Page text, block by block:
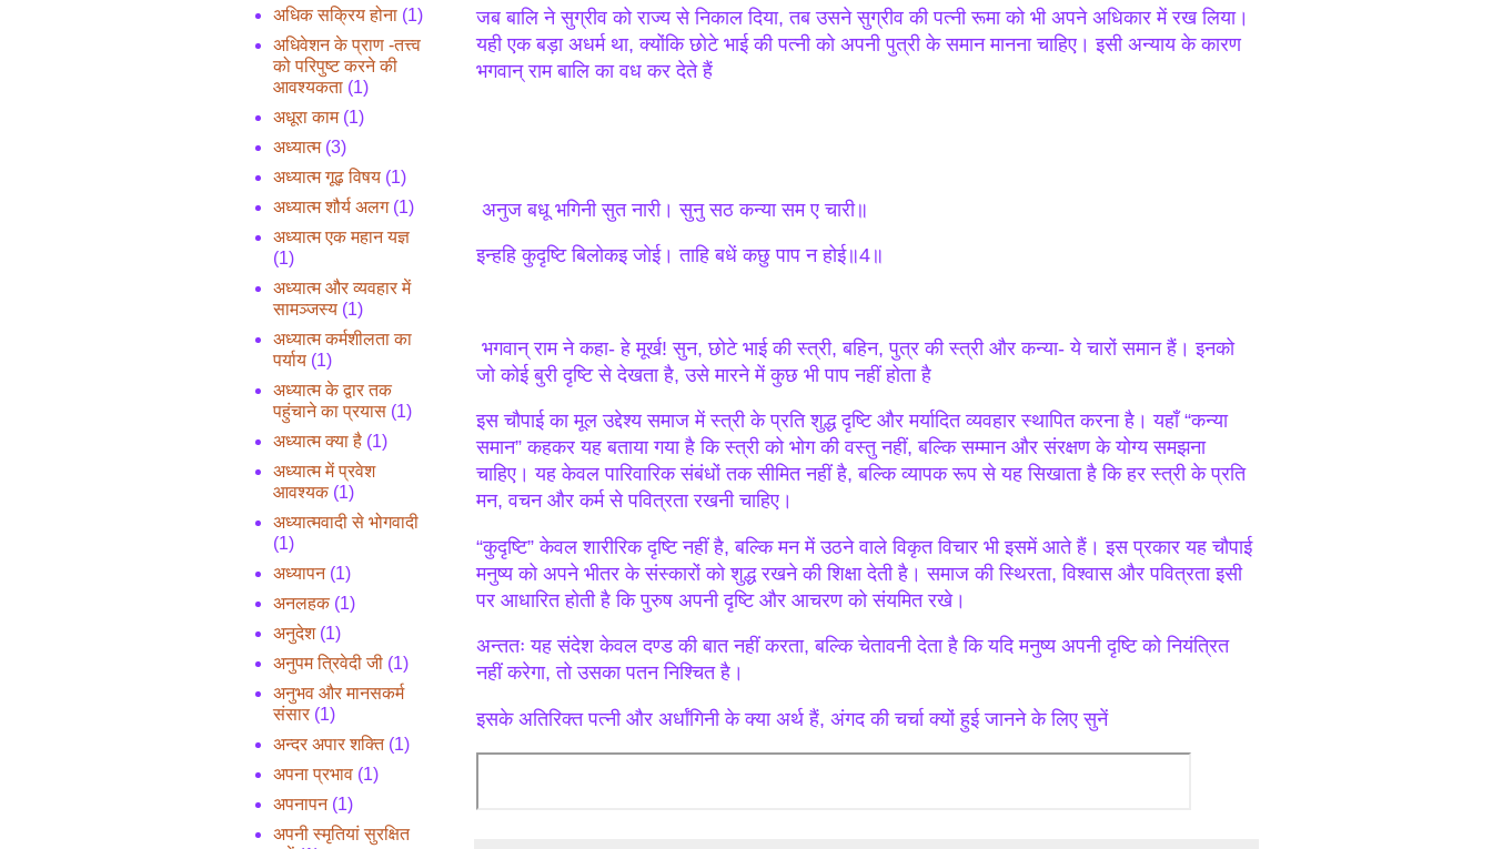
जब बालि ने सुग्रीव को राज्य से निकाल दिया, तब उसने सुग्रीव की पत्नी रूमा को भी अपने अधिकार में रख लिया।
यही एक बड़ा अधर्म था, क्योंकि छोटे भाई की पत्नी को अपनी पुत्री के समान मानना चाहिए। इसी अन्याय के कारण
भगवान् राम बालि का वध कर देते हैं
अनुज बधू भगिनी सुत नारी। सुनु सठ कन्या सम ए चारी॥
इन्हहि कुदृष्टि बिलोकइ जोई। ताहि बधें कछु पाप न होई॥4॥
भगवान् राम ने कहा- हे मूर्ख! सुन, छोटे भाई की स्त्री, बहिन, पुत्र की स्त्री और कन्या- ये चारों समान हैं। इनको
जो कोई बुरी दृष्टि से देखता है, उसे मारने में कुछ भी पाप नहीं होता है
इस चौपाई का मूल उद्देश्य समाज में स्त्री के प्रति शुद्ध दृष्टि और मर्यादित व्यवहार स्थापित करना है। यहाँ “कन्या
समान” कहकर यह बताया गया है कि स्त्री को भोग की वस्तु नहीं, बल्कि सम्मान और संरक्षण के योग्य समझना
चाहिए। यह केवल पारिवारिक संबंधों तक सीमित नहीं है, बल्कि व्यापक रूप से यह सिखाता है कि हर स्त्री के प्रति
मन, वचन और कर्म से पवित्रता रखनी चाहिए।
“कुदृष्टि” केवल शारीरिक दृष्टि नहीं है, बल्कि मन में उठने वाले विकृत विचार भी इसमें आते हैं। इस प्रकार यह चौपाई
मनुष्य को अपने भीतर के संस्कारों को शुद्ध रखने की शिक्षा देती है। समाज की स्थिरता, विश्वास और पवित्रता इसी
पर आधारित होती है कि पुरुष अपनी दृष्टि और आचरण को संयमित रखे।
अन्ततः यह संदेश केवल दण्ड की बात नहीं करता, बल्कि चेतावनी देता है कि यदि मनुष्य अपनी दृष्टि को नियंत्रित
नहीं करेगा, तो उसका पतन निश्चित है।
इसके अतिरिक्त पत्नी और अर्धांगिनी के क्या अर्थ हैं, अंगद की चर्चा क्यों हुई जानने के लिए सुनें
अधिक सक्रिय होना (1)
अधिवेशन के प्राण -तत्त्व
को परिपुष्ट करने की
आवश्यकता (1)
अधूरा काम (1)
अध्यात्म (3)
अध्यात्म गूढ़ विषय (1)
अध्यात्म शौर्य अलग (1)
अध्यात्म एक महान यज्ञ
(1)
अध्यात्म और व्यवहार में
सामञ्जस्य (1)
अध्यात्म कर्मशीलता का
पर्याय (1)
अध्यात्म के द्वार तक
पहुंचाने का प्रयास (1)
अध्यात्म क्या है (1)
अध्यात्म में प्रवेश
आवश्यक (1)
अध्यात्मवादी से भोगवादी
(1)
अध्यापन (1)
अनलहक (1)
अनुदेश (1)
अनुपम त्रिवेदी जी (1)
अनुभव और मानसकर्म
संसार (1)
अन्दर अपार शक्ति (1)
अपना प्रभाव (1)
अपनापन (1)
अपनी स्मृतियां सुरक्षित